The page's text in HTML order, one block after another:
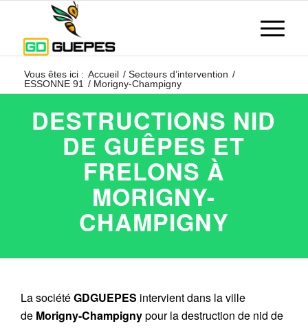
Vous êtes ici : Accueil / Secteurs d’intervention /
ESSONNE 91 / Morigny-Champigny
DESTRUCTIONS NID
DE GUÊPES ET
FRELONS À
MORIGNY-
CHAMPIGNY
La sociétéGDGUEPES intervient dans la ville
de Morigny-Champignypour la destruction de nid de